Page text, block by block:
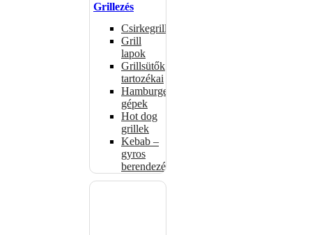
Grillezés
Csirkegrillek
Grill
lapok
Grillsütők
tartozékai
Hamburgerformázó
gépek
Hot dog
grillek
Kebab –
gyros
berendezés